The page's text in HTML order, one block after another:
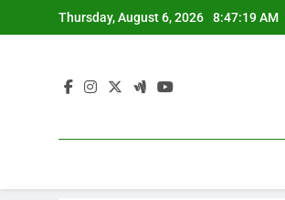
to
Thursday, August 6, 2026 8:47:20 AM